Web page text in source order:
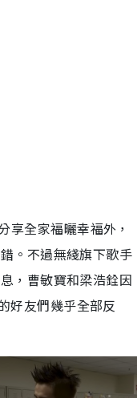
全家福曬幸福外，
。不過無綫旗下歌手
，曹敏寶和梁浩銓因
好友們幾乎全部反